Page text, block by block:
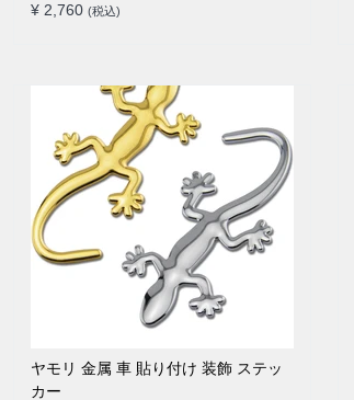
¥ 2,760 (税込)
ヤモリ 金属 車 貼り付け 装飾 ステッ
カー